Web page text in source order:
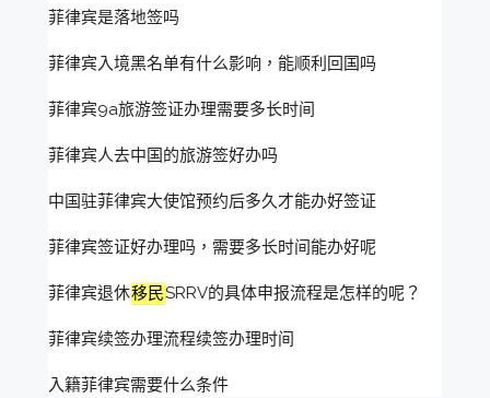
菲律宾是落地签吗
菲律宾入境黑名单有什么影响，能顺利回国吗
菲律宾9a旅游签证办理需要多长时间
菲律宾人去中国的旅游签好办吗
中国驻菲律宾大使馆预约后多久才能办好签证
菲律宾签证好办理吗，需要多长时间能办好呢
菲律宾退休移民SRRV的具体申报流程是怎样的呢？
菲律宾续签办理流程续签办理时间
入籍菲律宾需要什么条件